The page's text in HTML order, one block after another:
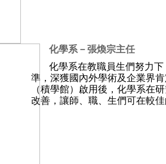
化學系－張煥宗主任
化學系在教職員生們努力
準，深獲國內外學術及企業界
（積學館）啟用後，化學系在
改善，讓師、職、生們可在較